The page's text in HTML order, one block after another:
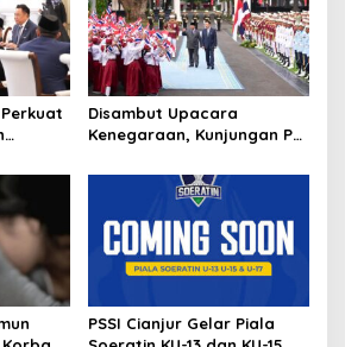
Disambut Upacara
Kenegaraan, Kunjungan PM
Hubungan Indonesia-
PSSI Cianjur Gelar Piala